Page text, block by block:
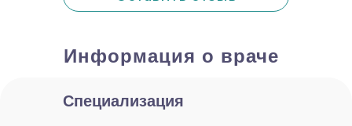
Информация о враче
Специализация